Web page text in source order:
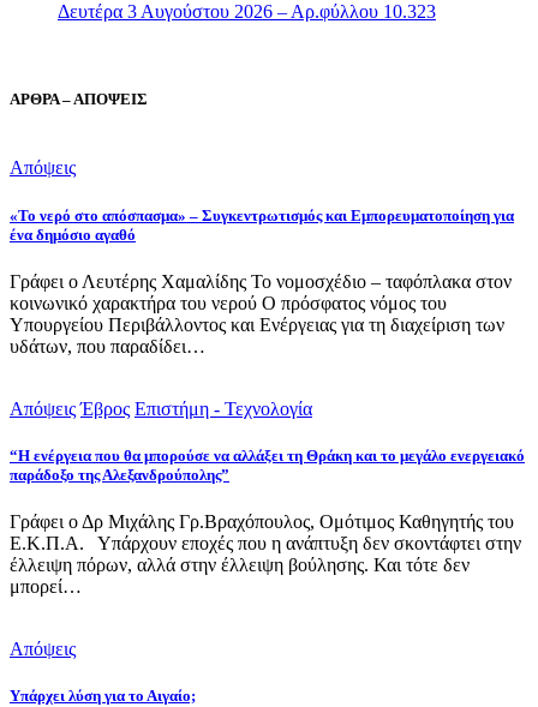
Δευτέρα 3 Αυγούστου 2026 – Αρ.φύλλου 10.323
ΑΡΘΡΑ – ΑΠΟΨΕΙΣ
Απόψεις
«Το νερό στο απόσπασμα» – Συγκεντρωτισμός και Εμπορευματοποίηση για
ένα δημόσιο αγαθό
Γράφει ο Λευτέρης Χαμαλίδης Το νομοσχέδιο – ταφόπλακα στον
κοινωνικό χαρακτήρα του νερού Ο πρόσφατος νόμος του
Υπουργείου Περιβάλλοντος και Ενέργειας για τη διαχείριση των
υδάτων, που παραδίδει…
Απόψεις Έβρος Επιστήμη - Τεχνολογία
“Η ενέργεια που θα μπορούσε να αλλάξει τη Θράκη και το μεγάλο ενεργειακό
παράδοξο της Αλεξανδρούπολης”
Γράφει ο Δρ Μιχάλης Γρ.Βραχόπουλος, Ομότιμος Καθηγητής του
Ε.Κ.Π.Α. Υπάρχουν εποχές που η ανάπτυξη δεν σκοντάφτει στην
έλλειψη πόρων, αλλά στην έλλειψη βούλησης. Και τότε δεν
μπορεί…
Απόψεις
Υπάρχει λύση για το Αιγαίο;